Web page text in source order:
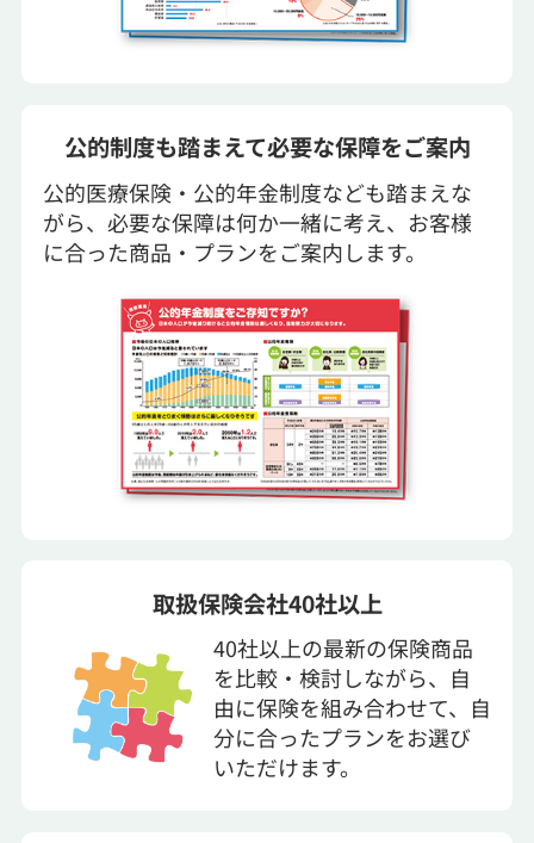
公的医療保険・公的年金制度なども踏まえな
がら、必要な保障は何か一緒に考え、お客様
に合った商品・プランをご案内します。
公的制度も踏まえて必要な保障をご案内
40社以上の最新の保険商品
を比較・検討しながら、自
由に保険を組み合わせて、自
分に合ったプランをお選び
いただけます。
取扱保険会社40社以上